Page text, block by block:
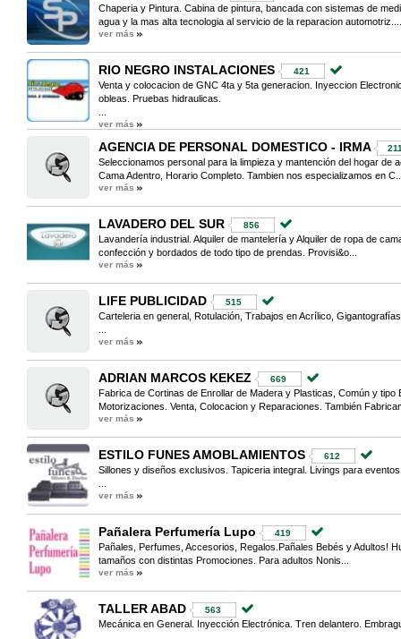
Chaperia y Pintura. Cabina de pintura, bancada con sistemas de
agua y la mas alta tecnologia al servicio de la reparacion automotriz....
ver más
RIO NEGRO INSTALACIONES 421
Venta y colocacion de GNC 4ta y 5ta generacion. Inyeccion
obleas. Pruebas hidraulicas.
ver más
AGENCIA DE PERSONAL DOMESTICO - IRMA
Seleccionamos personal para la limpieza y mantención del hogar de
Cama Adentro, Horario Completo. Tambien nos especializamos en
ver más
LAVADERO DEL SUR 856
Lavandería industrial. Alquiler de mantelería y Alquiler de ropa de
confección y bordados de todo tipo de prendas. Provisi&o...
ver más
LIFE PUBLICIDAD 515
Carteleria en general, Rotulación, Trabajos en Acrílico,
ver más
ADRIAN MARCOS KEKEZ 669
Fabrica de Cortinas de Enrollar de Madera y Plasticas, Común y tipo
Motorizaciones. Venta, Colocacion y Reparaciones. También
ver más
ESTILO FUNES AMOBLAMIENTOS 612
Sillones y diseños exclusivos. Tapiceria integral. Livings para
ver más
Pañalera Perfumería Lupo 419
Pañales, Perfumes, Accesorios, Regalos.Pañales Bebés y Adultos!
tamaños con distintas Promociones. Para adultos Nonis...
ver más
TALLER ABAD 563
Mecánica en General. Inyección Electrónica. Tren delantero.